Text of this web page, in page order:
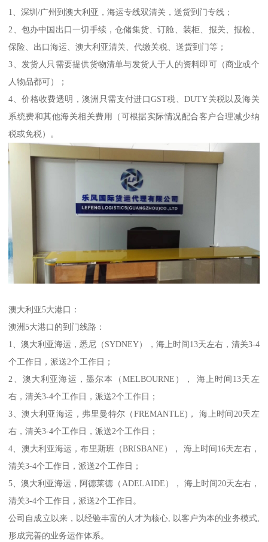
1、深圳/广州到澳大利亚，海运专线双清关，送货到门专线；
2、包办中国出口一切手续，仓储集货、订舱、装柜、报关、报检、
保险、出口海运、澳大利亚清关、代缴关税、送货到门等；
3、发货人只需要提供货物清单与发货人于人的资料即可（商业或个
人物品都可）；
4、价格收费透明，澳洲只需支付进口GST税、DUTY关税以及海关
系统费和其他海关相关费用（可根据实际情况配合客户合理减少纳
税或免税）。
澳大利亚5大港口：
澳洲5大港口的到门线路：
1、澳大利亚海运，悉尼（SYDNEY），海上时间13天左右，清关3-4
个工作日，派送2个工作日；
2、澳大利亚海运，墨尔本（MELBOURNE）， 海上时间13天左
右，清关3-4个工作日，派送2个工作日；
3、澳大利亚海运，弗里曼特尔（FREMANTLE)， 海上时间20天左
右，清关3-4个工作日，派送2个工作日；
4、澳大利亚海运，布里斯班（BRISBANE）， 海上时间16天左右，
清关3-4个工作日，派送2个工作日；
5、澳大利亚海运，阿德莱德（ADELAIDE）， 海上时间20天左右，
清关3-4个工作日，派送2个工作日。
公司自成立以来，以经验丰富的人才为核心, 以客户为本的业务模式,
形成完善的业务运作体系。